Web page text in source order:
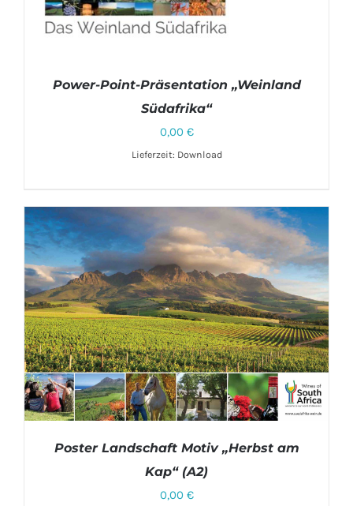
Power-Point-Präsentation „Weinland
Südafrika“
0,00 €
Lieferzeit: Download
Poster Landschaft Motiv „Herbst am
Kap“ (A2)
0,00 €